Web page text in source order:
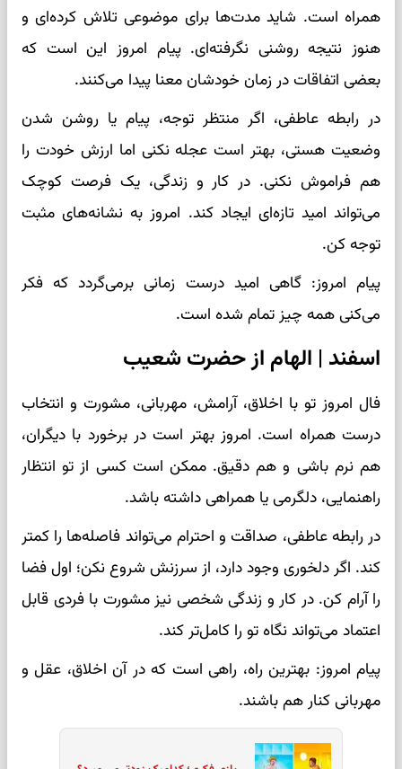
همراه است. شاید مدت‌ها برای موضوعی تلاش کرده‌ای و
هنوز نتیجه روشنی نگرفته‌ای. پیام امروز این است که
بعضی اتفاقات در زمان خودشان معنا پیدا می‌کنند.
در رابطه عاطفی، اگر منتظر توجه، پیام یا روشن شدن
وضعیت هستی، بهتر است عجله نکنی اما ارزش خودت را
هم فراموش نکنی. در کار و زندگی، یک فرصت کوچک
می‌تواند امید تازه‌ای ایجاد کند. امروز به نشانه‌های مثبت
توجه کن.
پیام امروز: گاهی امید درست زمانی برمی‌گردد که فکر
می‌کنی همه چیز تمام شده است.
اسفند | الهام از حضرت شعیب
فال امروز تو با اخلاق، آرامش، مهربانی، مشورت و انتخاب
درست همراه است. امروز بهتر است در برخورد با دیگران،
هم نرم باشی و هم دقیق. ممکن است کسی از تو انتظار
راهنمایی، دلگرمی یا همراهی داشته باشد.
در رابطه عاطفی، صداقت و احترام می‌تواند فاصله‌ها را کمتر
کند. اگر دلخوری وجود دارد، از سرزنش شروع نکن؛ اول فضا
را آرام کن. در کار و زندگی شخصی نیز مشورت با فردی قابل
اعتماد می‌تواند نگاه تو را کامل‌تر کند.
پیام امروز: بهترین راه، راهی است که در آن اخلاق، عقل و
مهربانی کنار هم باشند.